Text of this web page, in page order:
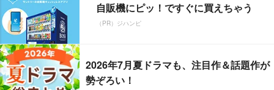
自販機にピッ！ですぐに買えちゃう
（PR）ジハンピ
2026年7月夏ドラマも、注目作＆話題作が
勢ぞろい！